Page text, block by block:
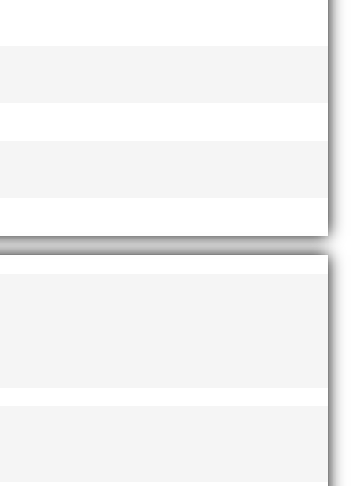
kommer vara med och kriga om en finalplats i
räckt till medalj på föregående upplaga av UVM.
Den tredje deltagaren Gustav Eichmüller som